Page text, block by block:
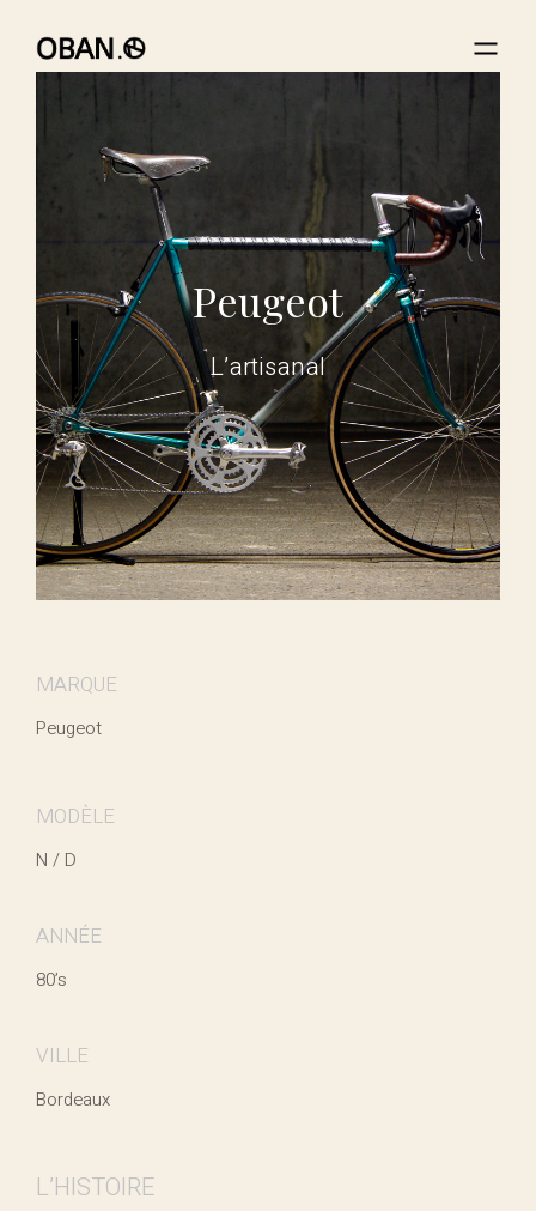
Peugeot
L’artisanal
MARQUE
Peugeot
MODÈLE
N / D
ANNÉE
80’s
VILLE
Bordeaux
L’HISTOIRE